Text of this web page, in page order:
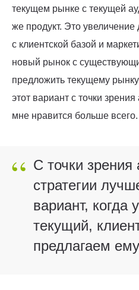
текущем рынке с текущей
же продукт. Это
с клиентской базой и
новый рынок с
предложить текущему
этот вариант с точки
мне нравится больше всего.
“ С точки зрения
стратегии
вариант, когда
текущий,
предлагаем